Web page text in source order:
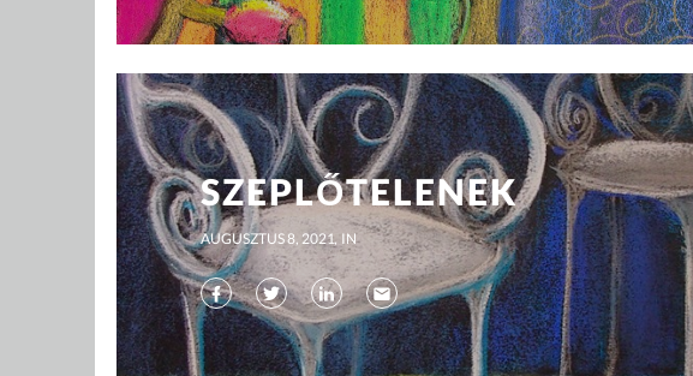
SZEPLŐTELENEK
AUGUSZTUS 8, 2021 IN